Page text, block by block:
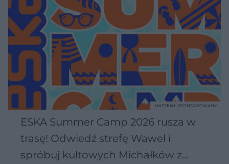
ESKA Summer Camp 2026 rusza w
trasę! Odwiedź strefę Wawel i
spróbuj kultowych Michałków z
MATERIAŁ SPONSOROWANY